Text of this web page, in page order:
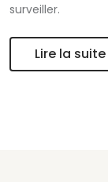
surveiller.
Lire la suite